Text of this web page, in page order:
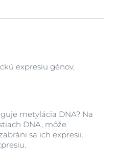
expresiu génov,
metylácia DNA? Na
DNA, môže
sa ich expresii.